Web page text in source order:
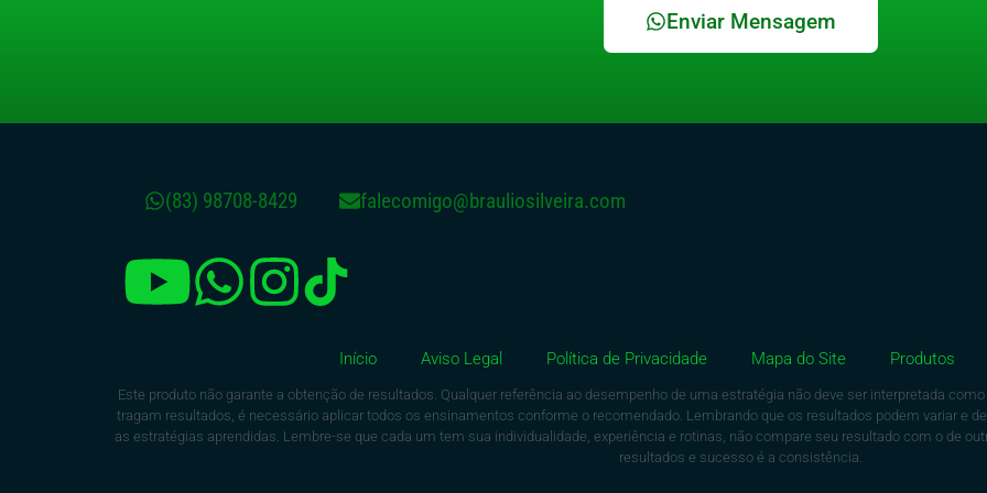
Enviar Mensagem
(83) 98708-8429 falecomigo@brauliosilveira.com
Início Aviso Legal Política de Privacidade Mapa do Site Produtos
Este produto não garante a obtenção de resultados. Qualquer referência ao desempenho de uma estratégia não deve ser interpretada
tragam resultados, é necessário aplicar todos os ensinamentos conforme o recomendado. Lembrando que os resultados podem variar e
as estratégias aprendidas. Lembre-se que cada um tem sua individualidade, experiência e rotinas, não compare seu resultado com o de
resultados e sucesso é a consistência.